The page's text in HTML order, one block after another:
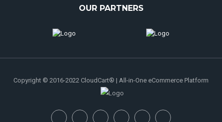
OUR PARTNERS
Copyright © 2016-2022 CloudCart® | All-in-One eCommerce Platform